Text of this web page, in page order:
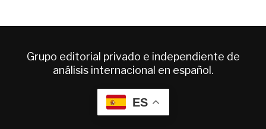
Grupo editorial privado e independiente de
análisis internacional en español.
ES